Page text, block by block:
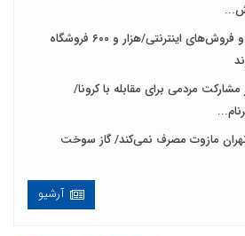
تضمین‌چی راه امن خرید و فروش‌های اینترنتی/هزار و ۶۰۰ فروشگاه
مشارکت مردمی برای مقابله با کرونا/
مازوت مصرف نمی‌کند/ گاز سوخت
آرشیو